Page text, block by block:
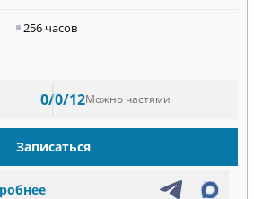
256 часов
0/0/12Можно частями
Записаться